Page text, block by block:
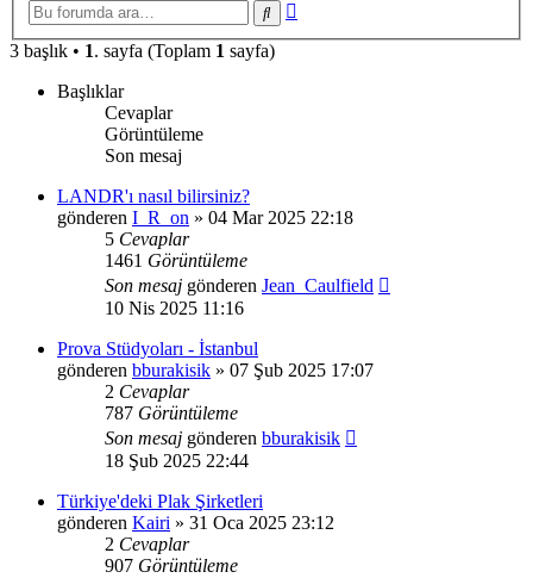
Ara
3 başlık • 1. sayfa (Toplam 1 sayfa)
Başlıklar
Cevaplar
Görüntüleme
Son mesaj
LANDR'ı nasıl bilirsiniz?
gönderen I_R_on » 04 Mar 2025 22:18
5 Cevaplar
1461 Görüntüleme
Son mesaj gönderen Jean_Caulfield
10 Nis 2025 11:16
Prova Stüdyoları - İstanbul
gönderen bburakisik » 07 Şub 2025 17:07
2 Cevaplar
787 Görüntüleme
Son mesaj gönderen bburakisik
18 Şub 2025 22:44
Türkiye'deki Plak Şirketleri
gönderen Kairi » 31 Oca 2025 23:12
2 Cevaplar
907 Görüntüleme